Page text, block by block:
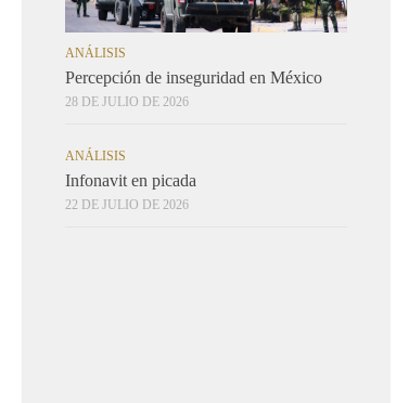
ANÁLISIS
Percepción de inseguridad en México
28 DE JULIO DE 2026
ANÁLISIS
Infonavit en picada
22 DE JULIO DE 2026